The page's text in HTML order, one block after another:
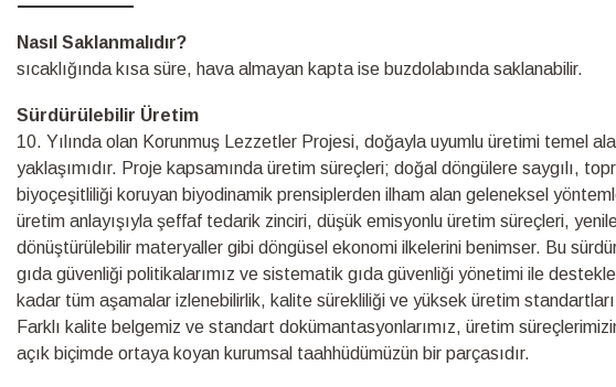
Detaylı
Nasıl
sıcaklığında kısa süre, hava almayan kapta ise buzdolabında saklanabilir.
Sürdürülebilir Üretim
10.⁠ ⁠Yılında olan Korunmuş Lezzetler Projesi, doğayla uyumlu üretimi temel
yaklaşımıdır. Proje kapsamında üretim süreçleri; doğal döngülere saygılı,
biyoçeşitliliği koruyan biyodinamik prensiplerden ilham alan geleneksel
üretim anlayışıyla şeffaf tedarik zinciri, düşük emisyonlu üretim süreçleri,
dönüştürülebilir materyaller gibi döngüsel ekonomi ilkelerini benimser. Bu
gıda güvenliği politikalarımız ve sistematik gıda güvenliği yönetimi ile
kadar tüm aşamalar izlenebilirlik, kalite sürekliliği ve yüksek üretim
Farklı kalite belgemiz ve standart dokümantasyonlarımız, üretim
açık biçimde ortaya koyan kurumsal taahhüdümüzün bir parçasıdır.